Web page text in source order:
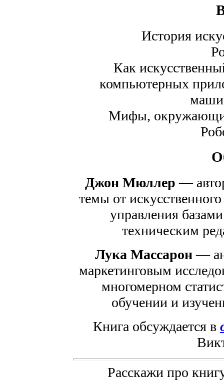
История
Как
компьютерных
Мифы,
Джон Мюллер —
темы от
управления
техническим
Лука Массарон—
маркетинговым
многомерном
обучении и
Книга обсуждается в
Расскажи про